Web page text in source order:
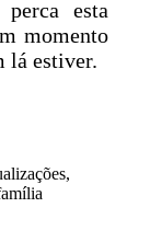
esta
momento
lá estiver.